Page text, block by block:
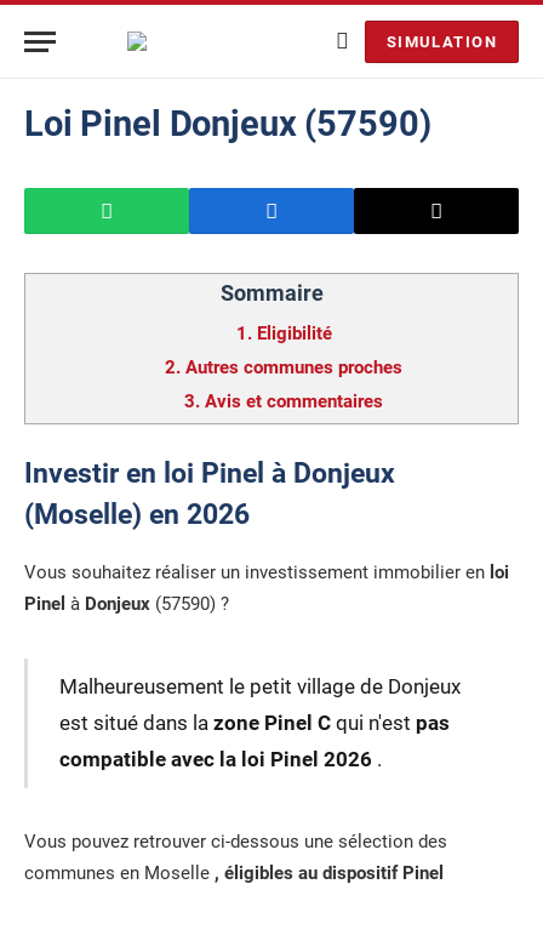
SIMULATION
Loi Pinel Donjeux (57590)
Sommaire
1. Eligibilité
2. Autres communes proches
3. Avis et commentaires
Investir en loi Pinel à Donjeux
(Moselle) en 2026
Vous souhaitez réaliser un investissement immobilier en loi
Pinel à Donjeux (57590) ?
Malheureusement le petit village de Donjeux
est situé dans la zone Pinel Cqui n'est pas
compatible avec la loi Pinel 2026 .
Vous pouvez retrouver ci-dessous une sélection des
communes en Moselle , éligibles au dispositif Pinel